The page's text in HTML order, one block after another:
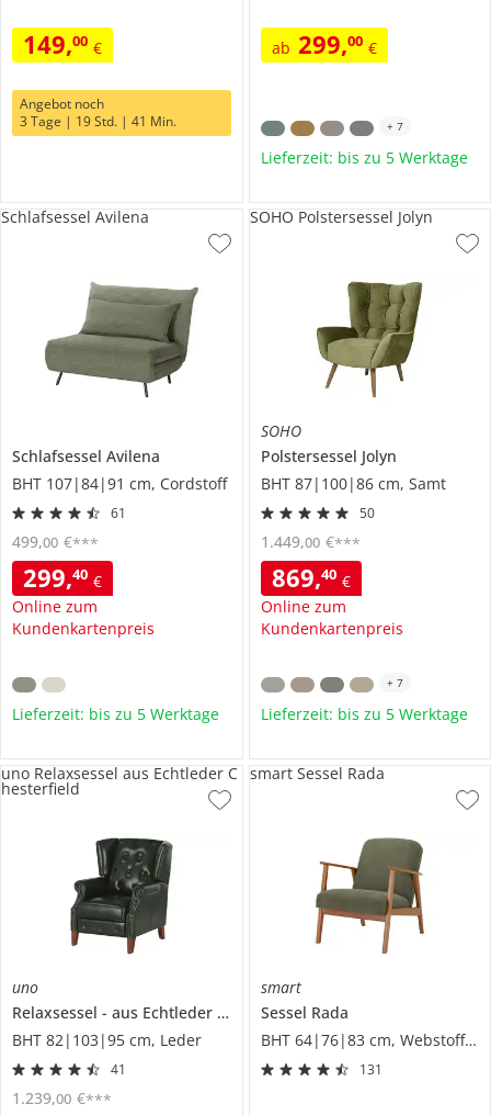
149,00 €
Angebot noch
3 Tage | 19 Std. | 41 Min.
ab 299,00 €
+ 7
Lieferzeit: bis zu 5 Werktage
Schlafsessel Avilena
BHT 107|84|91 cm, Cordstoff
61
299,40 €
Online zum
Kundenkartenpreis
499,00 €***
Schlafsessel Avilena
Lieferzeit: bis zu 5 Werktage
SOHO
Polstersessel Jolyn
BHT 87|100|86 cm, Samt
50
869,40 €
Online zum
Kundenkartenpreis
1.449,00 €***
SOHO Polstersessel Jolyn
+ 7
Lieferzeit: bis zu 5 Werktage
uno
Relaxsessel
aus Echtleder
Chesterfield
BHT 82|103|95 cm, Leder
41
1.239,00 €***
uno Relaxsessel aus Echtleder C
hesterfield
smart
Sessel Rada
BHT 64|76|83 cm, Webstoff fein
131
smart Sessel Rada